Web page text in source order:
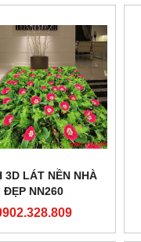
3D LÁT NỀN NHÀ
ĐẸP NN260